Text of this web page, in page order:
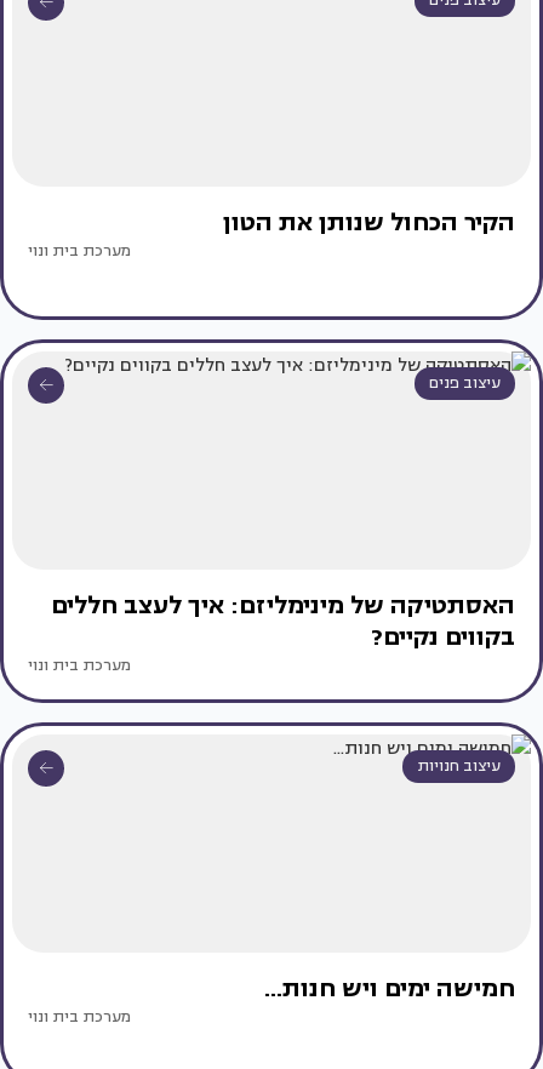
הקיר הכחול שנותן את הטון
מערכת בית ונוי
עיצוב פנים
האסתטיקה של מינימליזם: איך לעצב חללים
בקווים נקיים?
מערכת בית ונוי
עיצוב חנויות
חמישה ימים ויש חנות...
מערכת בית ונוי